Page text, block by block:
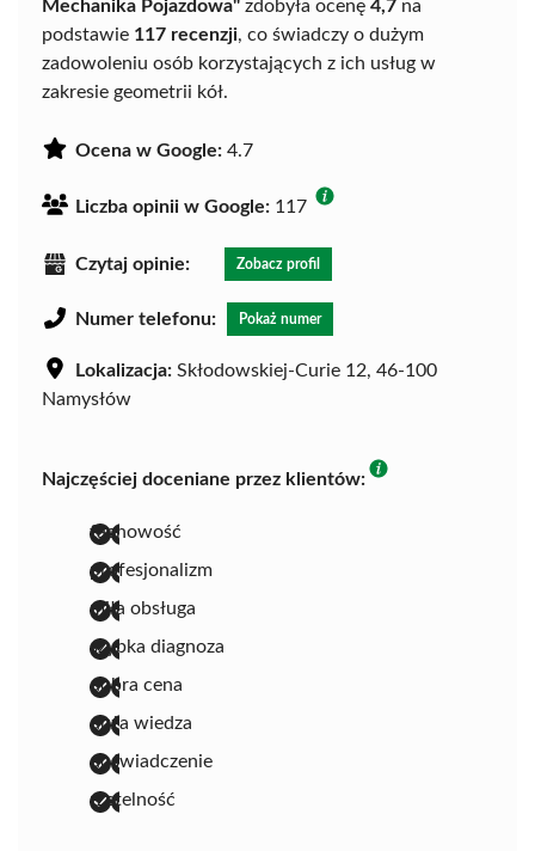
Mechanika Pojazdowa" zdobyła ocenę 4,7 na
podstawie 117 recenzji, co świadczy o dużym
zadowoleniu osób korzystających z ich usług w
zakresie geometrii kół.
Ocena w Google: 4.7
Liczba opinii w Google: 117
Czytaj opinie: Zobacz profil
Numer telefonu: Pokaż numer
Lokalizacja: Skłodowskiej-Curie 12, 46-100
Namysłów
Najczęściej doceniane przez klientów:
fachowość
profesjonalizm
miła obsługa
szybka diagnoza
dobra cena
duża wiedza
doświadczenie
rzetelność